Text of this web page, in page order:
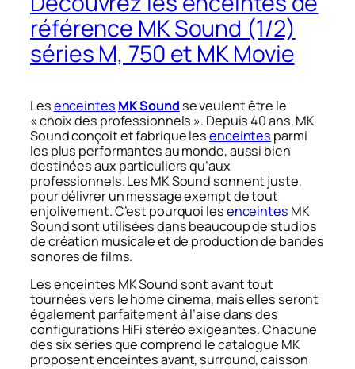
référence MK Sound (1/2)
séries M, 750 et MK Movie
Lesenceintes MK Sound se veulent être le
« choix des professionnels ». Depuis 40 ans, MK
Sound conçoit et fabrique lesenceintes parmi
les plus performantes au monde, aussi bien
destinées aux particuliers qu’aux
professionnels. Les MK Sound sonnent juste,
pour délivrer un message exempt de tout
enjolivement. C’est pourquoi lesenceintes MK
Sound sont utilisées dans beaucoup de studios
de création musicale et de production de bandes
sonores de films.
Les enceintes MK Sound sont avant tout
tournées vers le home cinema, mais elles seront
également parfaitement à l’aise dans des
configurations HiFi stéréo exigeantes. Chacune
des six séries que comprend le catalogue MK
proposent enceintes avant, surround, caisson